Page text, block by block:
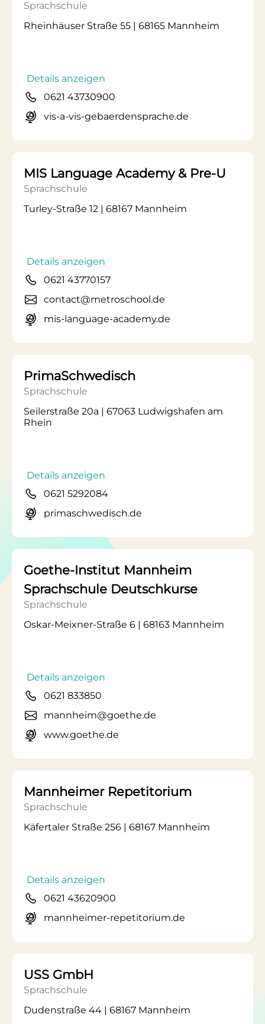
Sprachschule
Rheinhäuser Straße 55 | 68165 Mannheim
Details anzeigen
0621 43730900
vis-a-vis-gebaerdensprache.de
MIS Language Academy & Pre-U
Sprachschule
Turley-Straße 12 | 68167 Mannheim
Details anzeigen
0621 43770157
contact@metroschool.de
mis-language-academy.de
PrimaSchwedisch
Sprachschule
Seilerstraße 20a | 67063 Ludwigshafen am
Rhein
Details anzeigen
0621 5292084
primaschwedisch.de
Goethe-Institut Mannheim
Sprachschule Deutschkurse
Sprachschule
Oskar-Meixner-Straße 6 | 68163 Mannheim
Details anzeigen
0621 833850
mannheim@goethe.de
www.goethe.de
Mannheimer Repetitorium
Sprachschule
Käfertaler Straße 256 | 68167 Mannheim
Details anzeigen
0621 43620900
mannheimer-repetitorium.de
USS GmbH
Sprachschule
Dudenstraße 44 | 68167 Mannheim